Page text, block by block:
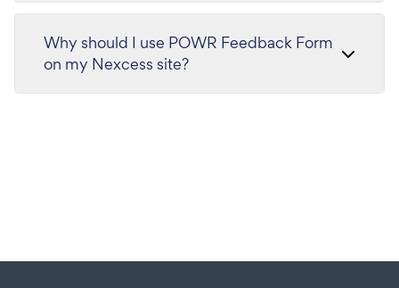
Why should I use POWR Feedback Form
on my Nexcess site?